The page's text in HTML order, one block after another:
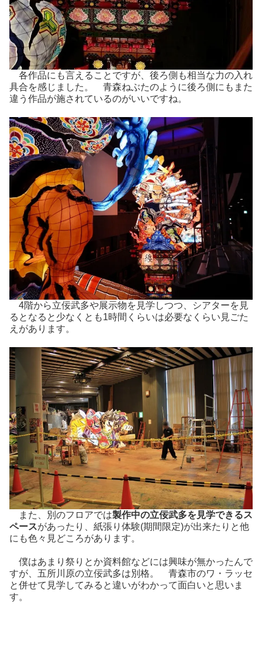
各作品にも言えることですが、後ろ側も相当な力の入れ
具合を感じました。 青森ねぶたのように後ろ側にもまた
違う作品が施されているのがいいですね。
4階から立佞武多や展示物を見学しつつ、シアターを見
るとなると少なくとも1時間くらいは必要なくらい見ごた
えがあります。
また、別のフロアでは製作中の立佞武多を見学できるス
ペースがあったり、紙張り体験(期間限定)が出来たりと他
にも色々見どころがあります。
僕はあまり祭りとか資料館などには興味が無かったんで
すが、五所川原の立佞武多は別格。 青森市のワ・ラッセ
と併せて見学してみると違いがわかって面白いと思いま
す。